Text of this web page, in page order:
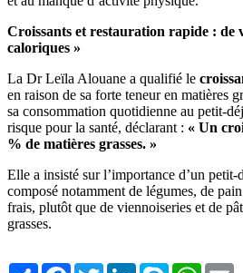
Croissants et restauration rapide : de
caloriques »
La Dr Leïla Alouane a qualifié le
en raison de sa forte teneur en matières
sa consommation quotidienne au petit-
risque pour la santé, déclarant : « Un
% de matières grasses. »
Elle a insisté sur l’importance d’un
composé notamment de légumes, de
frais, plutôt que de viennoiseries et de
grasses.
Share FacebookTwitterLinkedInSkype